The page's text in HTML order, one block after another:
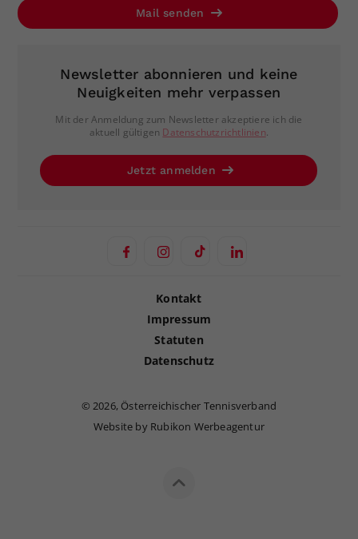
Mail senden
Newsletter abonnieren und keine
Neuigkeiten mehr verpassen
Mit der Anmeldung zum Newsletter akzeptiere ich die
aktuell gültigen Datenschutzrichtlinien.
Jetzt anmelden
Kontakt
Impressum
Statuten
Datenschutz
©2026, Österreichischer Tennisverband
Website by Rubikon Werbeagentur